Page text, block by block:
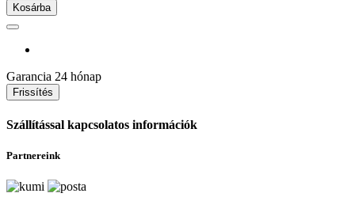
Kosárba
Garancia 24 hónap
Szállítással kapcsolatos információk
Partnereink